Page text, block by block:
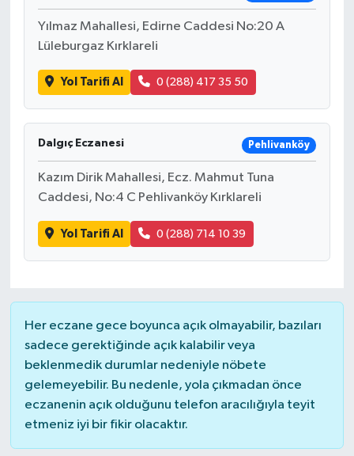
Yılmaz Mahallesi, Edirne Caddesi No:20 A
Lüleburgaz Kırklareli
Yol Tarifi Al 0 (288) 417 35 50
Dalgıç Eczanesi Pehlivanköy
Kazım Dirik Mahallesi, Ecz. Mahmut Tuna
Caddesi, No:4 C Pehlivanköy Kırklareli
Yol Tarifi Al 0 (288) 714 10 39
Her eczane gece boyunca açık olmayabilir, bazıları
sadece gerektiğinde açık kalabilir veya
beklenmedik durumlar nedeniyle nöbete
gelemeyebilir. Bu nedenle, yola çıkmadan önce
eczanenin açık olduğunu telefon aracılığıyla teyit
etmeniz iyi bir fikir olacaktır.